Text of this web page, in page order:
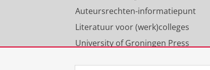
Auteursrechten-informatiepunt
Literatuur voor (werk)colleges
University of Groningen Press